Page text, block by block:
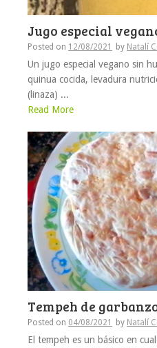
Jugo especial
Posted on 12/08/2021 by Natalí
Un jugo especial vegano sin
quinua cocida, levadura
(linaza) ...
Read More
Tempeh de
Posted on 04/08/2021 by Natalí
El tempeh es un básico en